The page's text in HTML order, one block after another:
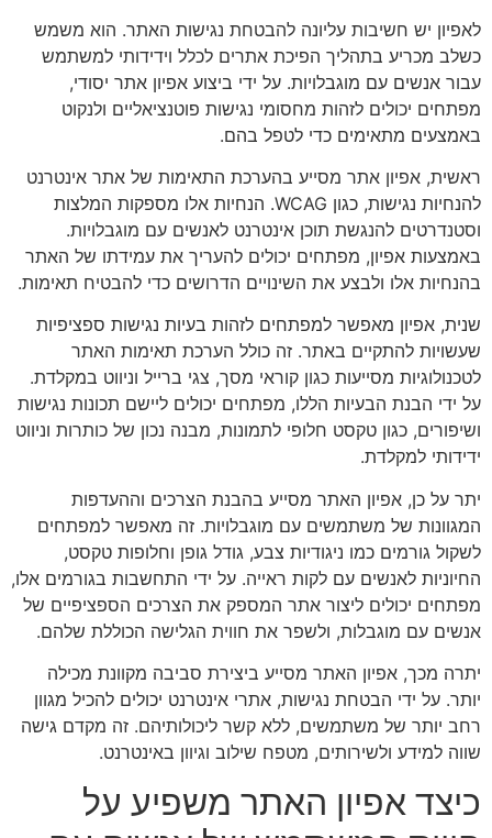
לאפיון יש חשיבות עליונה להבטחת נגישות האתר. הוא משמש
כשלב מכריע בתהליך הפיכת אתרים לכלל וידידותי למשתמש
עבור אנשים עם מוגבלויות. על ידי ביצוע אפיון אתר יסודי,
מפתחים יכולים לזהות מחסומי נגישות פוטנציאליים ולנקוט
באמצעים מתאימים כדי לטפל בהם.
ראשית, אפיון אתר מסייע בהערכת התאימות של אתר אינטרנט
להנחיות נגישות, כגון WCAG. הנחיות אלו מספקות המלצות
וסטנדרטים להנגשת תוכן אינטרנט לאנשים עם מוגבלויות.
באמצעות אפיון, מפתחים יכולים להעריך את עמידתו של האתר
בהנחיות אלו ולבצע את השינויים הדרושים כדי להבטיח תאימות.
שנית, אפיון מאפשר למפתחים לזהות בעיות נגישות ספציפיות
שעשויות להתקיים באתר. זה כולל הערכת תאימות האתר
לטכנולוגיות מסייעות כגון קוראי מסך, צגי ברייל וניווט במקלדת.
על ידי הבנת הבעיות הללו, מפתחים יכולים ליישם תכונות נגישות
ושיפורים, כגון טקסט חלופי לתמונות, מבנה נכון של כותרות וניווט
ידידותי למקלדת.
יתר על כן, אפיון האתר מסייע בהבנת הצרכים וההעדפות
המגוונות של משתמשים עם מוגבלויות. זה מאפשר למפתחים
לשקול גורמים כמו ניגודיות צבע, גודל גופן וחלופות טקסט,
החיוניות לאנשים עם לקות ראייה. על ידי התחשבות בגורמים אלו,
מפתחים יכולים ליצור אתר המספק את הצרכים הספציפיים של
אנשים עם מוגבלות, ולשפר את חווית הגלישה הכוללת שלהם.
יתרה מכך, אפיון האתר מסייע ביצירת סביבה מקוונת מכילה
יותר. על ידי הבטחת נגישות, אתרי אינטרנט יכולים להכיל מגוון
רחב יותר של משתמשים, ללא קשר ליכולותיהם. זה מקדם גישה
שווה למידע ולשירותים, מטפח שילוב וגיוון באינטרנט.
כיצד אפיון האתר משפיע על